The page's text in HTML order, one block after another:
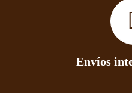
Envíos